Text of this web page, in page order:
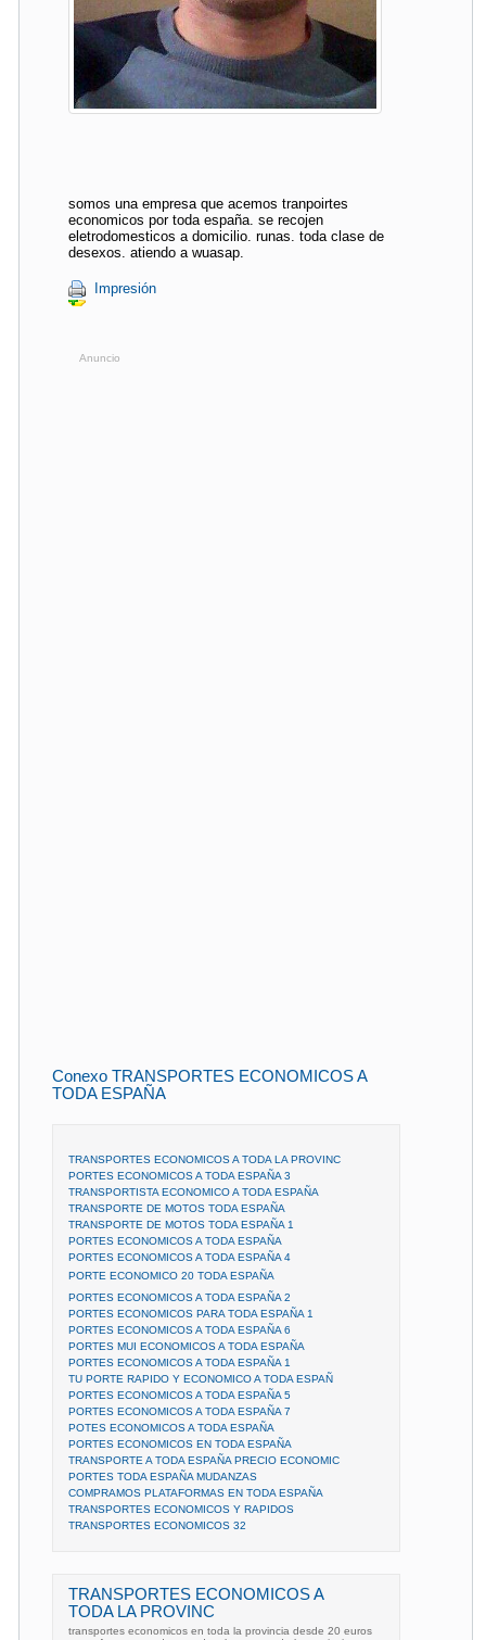
somos una empresa que acemos tranpoirtes
economicos por toda españa. se recojen
eletrodomesticos a domicilio. runas. toda clase de
desexos. atiendo a wuasap.
Impresión
Anuncio
Conexo TRANSPORTES ECONOMICOS A
TODA ESPAÑA
TRANSPORTES ECONOMICOS A TODA LA PROVINC
PORTES ECONOMICOS A TODA ESPAÑA 3
TRANSPORTISTA ECONOMICO A TODA ESPAÑA
TRANSPORTE DE MOTOS TODA ESPAÑA
TRANSPORTE DE MOTOS TODA ESPAÑA 1
PORTES ECONOMICOS A TODA ESPAÑA
PORTES ECONOMICOS A TODA ESPAÑA 4
PORTE ECONOMICO 20 TODA ESPAÑA
PORTES ECONOMICOS A TODA ESPAÑA 2
PORTES ECONOMICOS PARA TODA ESPAÑA 1
PORTES ECONOMICOS A TODA ESPAÑA 6
PORTES MUI ECONOMICOS A TODA ESPAÑA
PORTES ECONOMICOS A TODA ESPAÑA 1
TU PORTE RAPIDO Y ECONOMICO A TODA ESPAÑ
PORTES ECONOMICOS A TODA ESPAÑA 5
PORTES ECONOMICOS A TODA ESPAÑA 7
POTES ECONOMICOS A TODA ESPAÑA
PORTES ECONOMICOS EN TODA ESPAÑA
TRANSPORTE A TODA ESPAÑA PRECIO ECONOMIC
PORTES TODA ESPAÑA MUDANZAS
COMPRAMOS PLATAFORMAS EN TODA ESPAÑA
TRANSPORTES ECONOMICOS Y RAPIDOS
TRANSPORTES ECONOMICOS 32
TRANSPORTES ECONOMICOS A
TODA LA PROVINC
transportes economicos en toda la provincia desde 20 euros